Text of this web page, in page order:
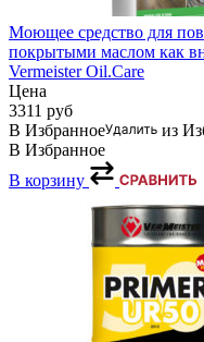
Моющее средство для
покрытыми маслом как
Vermeister Oil.Care
Цена
3311 руб
В Избранное
из
В Избранное
В корзину